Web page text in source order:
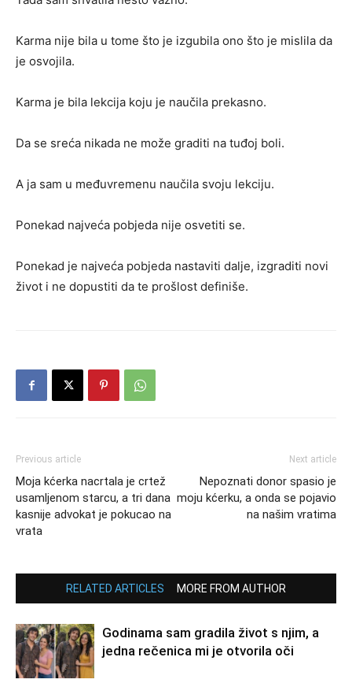
Karma nije bila u tome što je izgubila ono što je mislila da
je osvojila.
Karma je bila lekcija koju je naučila prekasno.
Da se sreća nikada ne može graditi na tuđoj boli.
A ja sam u međuvremenu naučila svoju lekciju.
Ponekad najveća pobjeda nije osvetiti se.
Ponekad je najveća pobjeda nastaviti dalje, izgraditi novi
život i ne dopustiti da te prošlost definiše.
Previous article
Moja kćerka nacrtala je crtež
usamljenom starcu, a tri dana
kasnije advokat je pokucao na
vrata
Next article
Nepoznati donor spasio je
moju kćerku, a onda se pojavio
na našim vratima
RELATED ARTICLES MORE FROM AUTHOR
Godinama sam gradila život s njim, a
jedna rečenica mi je otvorila oči